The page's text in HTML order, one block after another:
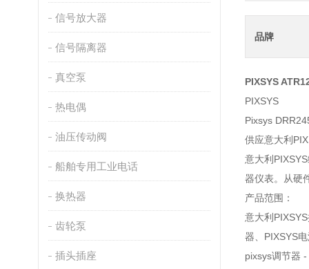
信号放大器
信号隔离器
真空泵
热电偶
油压传动阀
船舶专用工业电话
换热器
齿轮泵
插头插座
品牌
PIXSYS
PIXSYS
Pixsys
供应意大利
意大利
器仪表。从硬
产品范围：
意大利
器、PIXSYS
pixsys调节器